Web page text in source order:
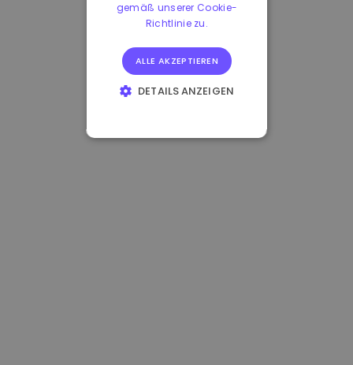
gemäß unserer Cookie-
Richtlinie zu.
ALLE AKZEPTIEREN
DETAILS ANZEIGEN